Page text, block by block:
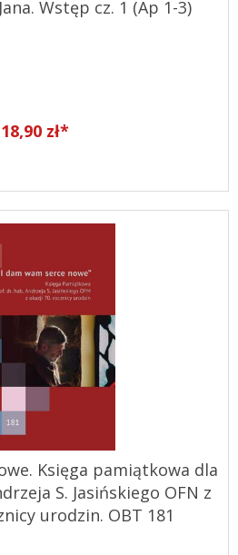
Wstęp cz. 1 (Ap 1-3)
18,90 zł*
Księga pamiątkowa dla
S. Jasińskiego OFN z
urodzin. OBT 181